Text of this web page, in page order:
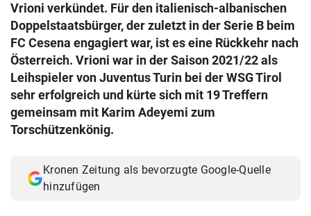
Vrioni verkündet. Für den italienisch-albanischen
Doppelstaatsbürger, der zuletzt in der Serie B beim
FC Cesena engagiert war, ist es eine Rückkehr nach
Österreich. Vrioni war in der Saison 2021/22 als
Leihspieler von Juventus Turin bei der WSG Tirol
sehr erfolgreich und kürte sich mit 19 Treffern
gemeinsam mit Karim Adeyemi zum
Torschützenkönig.
Kronen Zeitung als bevorzugte Google-Quelle
hinzufügen